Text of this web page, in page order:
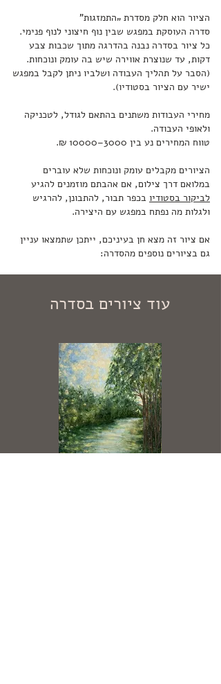
הציור הוא חלק מסדרת „התמזגות”
סדרה העוסקת במפגש שבין נוף חיצוני לנוף פנימי.
כל ציור בסדרה נבנה בהדרגה מתוך שכבות צבע
דקות, עד שנוצרת אווירה שיש בה עומק ונוכחות.
(הסבר על תהליך העבודה ושלביו ניתן לקבל במפגש
ישיר עם הציור בסטודיו).
מחירי העבודות משתנים בהתאם לגודל, לטכניקה
ולאופי העבודה.
טווח המחירים נע בין 3000–10000 ₪.
הציורים מקבלים עומק ונוכחות שלא עוברים
במלואם דרך צילום, אם אהבתם מוזמנים להגיע
לביקור בסטודיו בכפר תבור, להתבונן, להרגיש
ולגלות מה נפתח במפגש עם היצירה.
אם ציור זה מצא חן בעיניכם, ייתכן שתמצאו עניין
גם בציורים נוספים מהסדרה:
עוד ציורים בסדרה